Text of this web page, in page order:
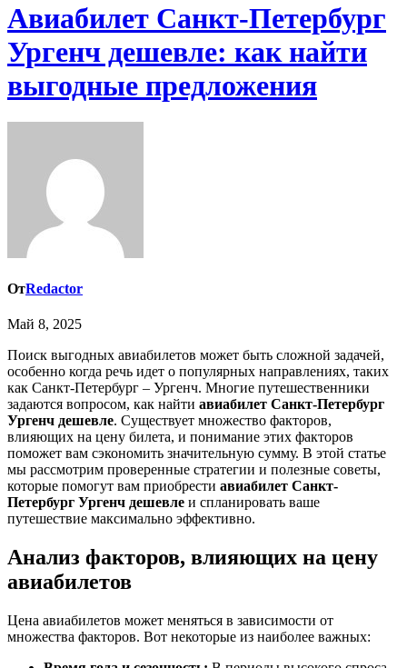
Авиабилет Санкт-Петербург
Ургенч дешевле: как найти
выгодные предложения
ОтRedactor
Май 8, 2025
Поиск выгодных авиабилетов может быть сложной задачей,
особенно когда речь идет о популярных направлениях, таких
как Санкт-Петербург – Ургенч. Многие путешественники
задаются вопросом, как найти авиабилет Санкт-Петербург
Ургенч дешевле. Существует множество факторов,
влияющих на цену билета, и понимание этих факторов
поможет вам сэкономить значительную сумму. В этой статье
мы рассмотрим проверенные стратегии и полезные советы,
которые помогут вам приобрести авиабилет Санкт-
Петербург Ургенч дешевле и спланировать ваше
путешествие максимально эффективно.
Анализ факторов, влияющих на цену
авиабилетов
Цена авиабилетов может меняться в зависимости от
множества факторов. Вот некоторые из наиболее важных: